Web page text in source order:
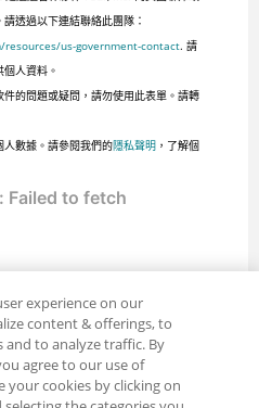
透過以下連結聯絡此團隊：
us-government-contact. 請
人資料。
件的問題或疑問，請勿使用此表單。請轉
數據。請參閱我們的隱私聲明，了解個
experience on our
content & offerings, to
and to analyze traffic. By
agree to our use of
your cookies by clicking on